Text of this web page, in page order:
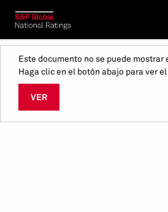
Este documento no se puede mostrar
Haga clic en el botón abajo para ver
VER